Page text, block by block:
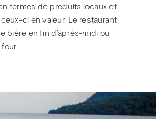
termes de produits locaux et
ci en valeur. Le restaurant
bière en fin d’après-midi ou